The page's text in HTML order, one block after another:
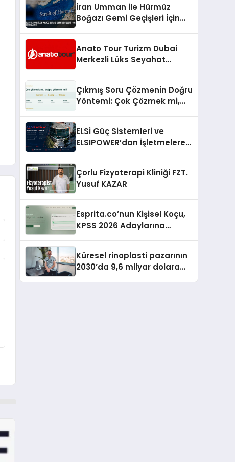
İran Umman ile Hürmüz
Boğazı Gemi Geçişleri İçin
Anato Tour Turizm Dubai
Merkezli Lüks Seyahat
Çıkmış Soru Çözmenin Doğru
Yöntemi: Çok Çözmek mi,
ELSİ Güç Sistemleri ve
ELSIPOWER’dan İşletmelere
Çorlu Fizyoterapi Kliniği FZT.
Yusuf KAZAR
Esprita.co’nun Kişisel Koçu,
KPSS 2026 Adaylarına
Küresel rinoplasti pazarının
2030’da 9,6 milyar dolara